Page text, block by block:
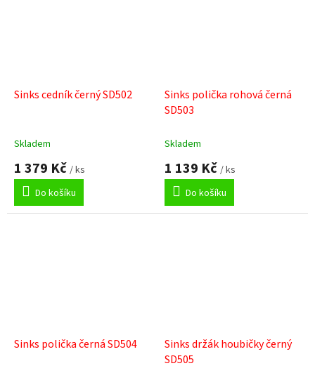
Sinks cedník černý SD502
Skladem
1 379 Kč / ks
Do košíku
Sinks polička rohová černá
SD503
Skladem
1 139 Kč / ks
Do košíku
Sinks polička černá SD504
Sinks držák houbičky černý
SD505